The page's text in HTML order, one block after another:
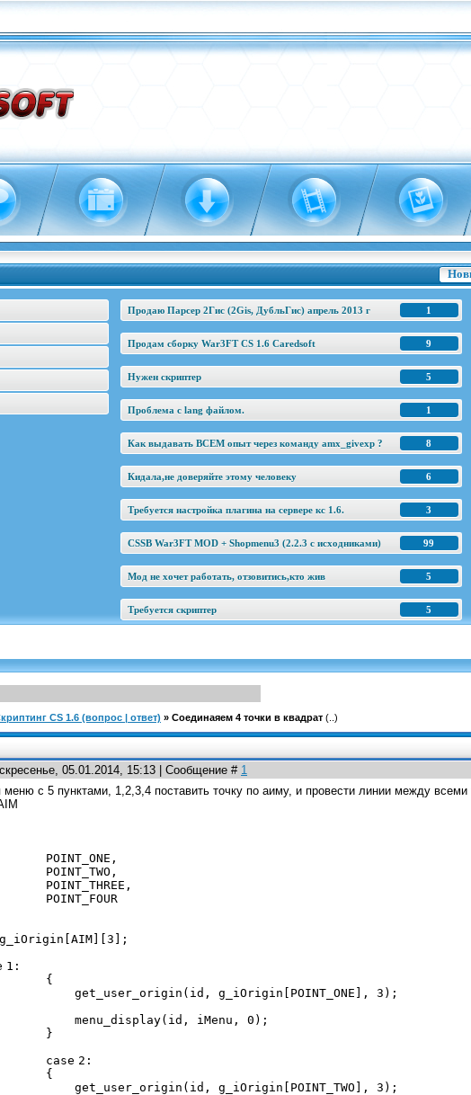
1
Продаю Парсер 2Гис (2Gis, ДубльГис) апрель 2013 г
9
Продам сборку War3FT CS 1.6 Caredsoft
5
Нужен скриптер
1
Проблема с lang файлом.
8
Как выдавать ВСЕМ опыт через команду amx_givexp ?
6
Кидала,не доверяйте этому человеку
3
Требуется настройка плагина на сервере кс 1.6.
99
CSSB War3FT MOD + Shopmenu3 (2.2.3 c исходниками)
5
Мод не хочет работать, отзовитись,кто жив
5
Требуется скриптер
CS 1.6 (вопрос | ответ) » Соединаяем 4 точки в квадрат (..)
05.01.2014, 15:13 | Сообщение # 1
меню с 5 пунктами, 1,2,3,4 поставить точку по аиму, и провести линии между
POINT_ONE,
POINT_TWO,
POINT_THREE,
POINT_FOUR
g_iOrigin[AIM][ 3 ];
1 :
{
get_user_origin(id, g_iOrigin[POINT_ONE], 3 );
menu_display(id, iMenu, 0 );
}
case 2 :
{
get_user_origin(id, g_iOrigin[POINT_TWO], 3 );